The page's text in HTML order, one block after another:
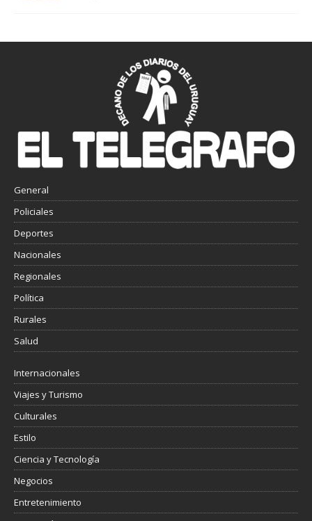
General
Policiales
Deportes
Nacionales
Regionales
Política
Rurales
Salud
Internacionales
Viajes y Turismo
Culturales
Estilo
Ciencia y Tecnología
Negocios
Entretenimiento